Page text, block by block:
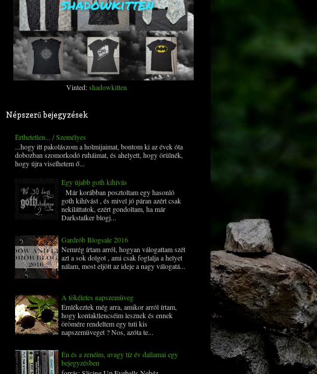
Vinted:shadowkitten
Népszerű bejegyzések
Érthetetlen... / Személyes
...hogy itt pakolászom a holmijaimat, bontom ki az évek óta
dobozban szomorkodó ruháimat, és ahelyett, hogy örülnék,
hogy újra viselhetem ő...
Egy újabb goth kihívás
Már korábban posztoltam egy hasonló
goth kihívást , és mivel jó páran azért csak
nekiláttatok, ezért gondoltam, ha már
Darkstalker blogj...
Gardrób Blogsale 2016
Nemrég írtam arról, hogyan válogattam szét
azt a sok dolgot , ami csak foglalja a helyet
nálam, most eljött az ideje a nagy válogatá...
A tökéletes napszemüveg
Emlékeztek még arra, amikor arról írtam,
hogy kontaktlencséim lesznek és ennek
örömére rendeltem egy tuti kis
napszemüveget ? Nos, azóta te...
Én és a zenéim, avagy tíz év dallamai egy
bejegyzésben